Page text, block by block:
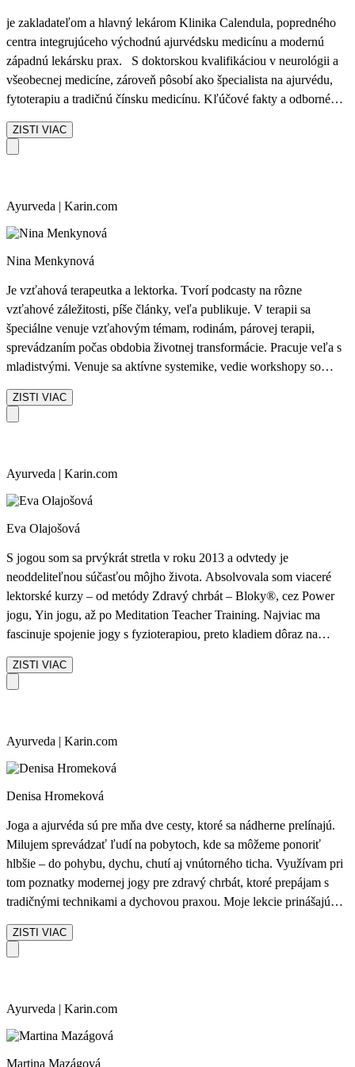
kvalifikovanej lekárky, ktorá spája tradičnú múdrosť ajurvédy s
hlbokým pochopením moderného života
je zakladateľom a hlavný lekárom Klinika Calendula, popredného
centra integrujúceho východnú ajurvédsku medicínu a modernú
západnú lekársku prax. S doktorskou kvalifikáciou v neurológii a
všeobecnej medicíne, zároveň pôsobí ako špecialista na ajurvédu,
fytoterapiu a tradičnú čínsku medicínu. Kľúčové fakty a odborné
medicíny, zahŕňajúcej diagnostiku, terapiu a prevenciu. Špecializuje
sa na liečbu metabolických porúch, autoimunitných a chronických
protokolov. Autor vedeckých prác a pravidelný prednášateľ v
oblasti fytoterapie a komplementárnej medicíny. Zakladá a vedie
ajurvédy s modernou medicínou a prevenciu pred ochorením – nie
len liečbu príznakov.
ZISTI VIAC
Ayurveda | Karin.com
Nina Menkynová
Je vzťahová terapeutka a lektorka. Tvorí podcasty na rôzne
vzťahové záležitosti, píše články, veľa publikuje. V terapii sa
špeciálne venuje vzťahovým témam, rodinám, párovej terapii,
sprevádzaním počas obdobia životnej transformácie. Pracuje veľa s
mladistvými. Venuje sa aktívne systemike, vedie workshopy so
toho už vyše 15 rokov miluje a učí vinyasa flow yogu. Pomáha jej
pri tom jej aktívna minulosť reprezentantky/aktívnej pretekárky v
emóciami. Pracuje s touto synergiou a cielene využíva jej hĺbku.
Múdrosť ayurvédy a tomu zodpovedajúci spôsob života jej učaroval
ZISTI VIAC
Ayurveda | Karin.com
Eva Olajošová
S jogou som sa prvýkrát stretla v roku 2013 a odvtedy je
neoddeliteľnou súčasťou môjho života. Absolvovala som viaceré
lektorské kurzy – od metódy Zdravý chrbát – Bloky®️, cez Power
jogu, Yin jogu, až po Meditation Teacher Training. Najviac ma
fascinuje spojenie jogy s fyzioterapiou, preto kladiem dôraz na
vzdelávaním sa – od workshopov, cez ďalšie lektorské kurzy, až po
ročné štúdium praktickej ajurvédy s Kristínou Paulus. Joga je pre
ZISTI VIAC
Ayurveda | Karin.com
Denisa Hromeková
Joga a ajurvéda sú pre mňa dve cesty, ktoré sa nádherne prelínajú.
Milujem sprevádzať ľudí na pobytoch, kde sa môžeme ponoriť
hlbšie – do pohybu, dychu, chutí aj vnútorného ticha. Využívam pri
tom poznatky modernej jogy pre zdravý chrbát, ktoré prepájam s
tradičnými technikami a dychovou praxou. Moje lekcie prinášajú
duši.
ZISTI VIAC
Ayurveda | Karin.com
Martina Mazágová